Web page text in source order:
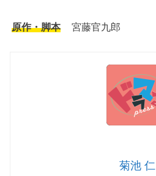
原作・脚本 宮藤官九郎
菊池 仁